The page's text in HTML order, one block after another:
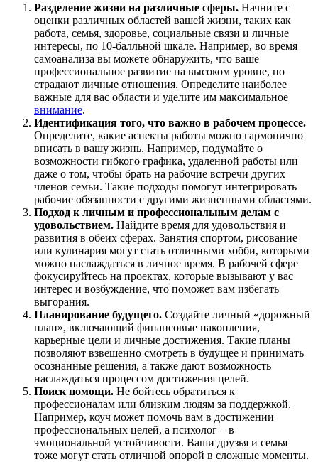
Разделение жизни на различные сферы. Начните с
оценки различных областей вашей жизни, таких как
работа, семья, здоровье, социальные связи и личные
интересы, по 10-балльной шкале. Например, во время
самоанализа вы можете обнаружить, что ваше
профессиональное развитие на высоком уровне, но
страдают личные отношения. Определите наиболее
важные для вас области и уделите им максимальное
внимание.
Идентификация того, что важно в рабочем процессе.
Определите, какие аспекты работы можно гармонично
вписать в вашу жизнь. Например, подумайте о
возможности гибкого графика, удаленной работы или
даже о том, чтобы брать на рабочие встречи других
членов семьи. Такие подходы помогут интегрировать
рабочие обязанности с другими жизненными областями.
Подход к личным и профессиональным делам с
удовольствием. Найдите время для удовольствия и
развития в обеих сферах. Занятия спортом, рисование
или кулинария могут стать отличными хобби, которыми
можно наслаждаться в личное время. В рабочей сфере
фокусируйтесь на проектах, которые вызывают у вас
интерес и возбуждение, что поможет вам избегать
выгорания.
Планирование будущего. Создайте личный «дорожный
план», включающий финансовые накопления,
карьерные цели и личные достижения. Такие планы
позволяют взвешенно смотреть в будущее и принимать
осознанные решения, а также дают возможность
наслаждаться процессом достижения целей.
Поиск помощи. Не бойтесь обратиться к
профессионалам или близким людям за поддержкой.
Например, коуч может помочь вам в достижении
профессиональных целей, а психолог – в
эмоциональной устойчивости. Ваши друзья и семья
тоже могут стать отличной опорой в сложные моменты.